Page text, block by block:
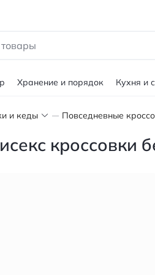
Хранение и порядок Кухня и
и кеды Повседневные